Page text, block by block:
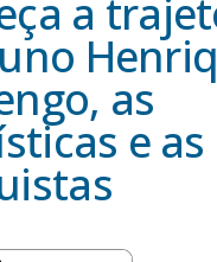
a
as
e as